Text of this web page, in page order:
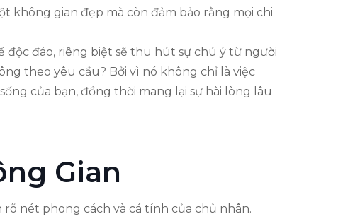
không gian đẹp mà còn đảm bảo rằng mọi chi
đáo, riêng biệt sẽ thu hút sự chú ý từ người
theo yêu cầu? Bởi vì nó không chỉ là việc
của bạn, đồng thời mang lại sự hài lòng lâu
Gian
nét phong cách và cá tính của chủ nhân.